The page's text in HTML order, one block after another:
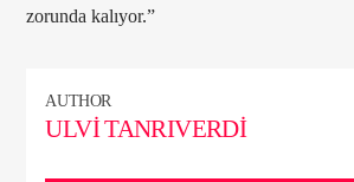
zorunda kalıyor.”
AUTHOR
ULVI TANRIVERDI